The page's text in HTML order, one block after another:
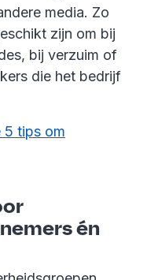
media. Zo
zijn om bij
bij verzuim of
die het bedrijf
5 tips om
én